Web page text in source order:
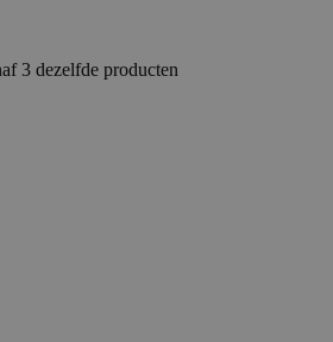
3 dezelfde producten